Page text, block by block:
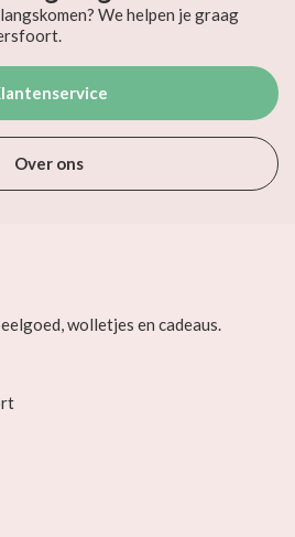
We helpen je graag
Over ons
wolletjes en cadeaus.